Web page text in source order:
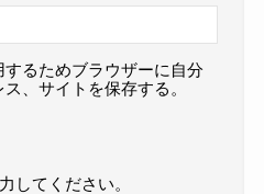
るためブラウザーに自分
、サイトを保存する。
してください。